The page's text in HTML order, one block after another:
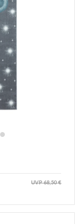
UVP 68,50 €